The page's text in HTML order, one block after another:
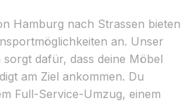
Hamburg nach Strassen bieten
an. Unser
dafür, dass deine Möbel
am Ziel ankommen. Du
Full-Service-Umzug, einem